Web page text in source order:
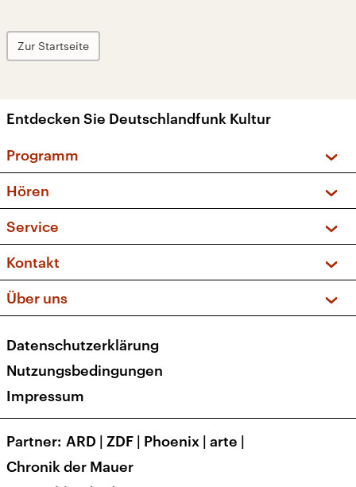
Zur Startseite
Entdecken Sie Deutschlandfunk Kultur
Programm
Sendungen und Podcasts
Musikliste
Kakadu – Das Kinderprogramm
Hören
Frequenzen (UKW + DAB+)
Service
FAQ
Apps
Newsletter
Veranstaltungen
Kontakt
Social Media
Über uns
Presse
Karriere
Transparenz
Datenschutzerklärung
Nutzungsbedingungen
Impressum
Partner ARD | ZDF | Phoenix | arte |
Chronik der Mauer